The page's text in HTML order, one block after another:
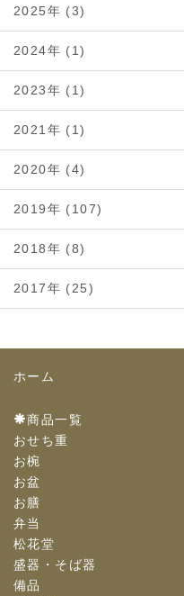
2025年 (3)
2024年 (1)
2023年 (1)
2021年 (1)
2020年 (4)
2019年 (107)
2018年 (8)
2017年 (25)
ホーム
商品一覧
おせち重
お椀
お盆
お膳
弁当
松花堂
盛器・そば器
備品